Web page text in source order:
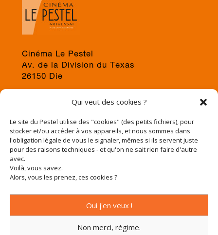
Qui veut des cookies ?
Le site du Pestel utilise des "cookies" (des petits fichiers), pour
stocker et/ou accéder à vos appareils, et nous sommes dans
l'obligation légale de vous le signaler, mêmes si ils servent juste
pour des raisons techniques - et qu'on ne sait rien faire d'autre
avec.
Voilà, vous savez.
Alors, vous les prenez, ces cookies ?
Oui j'en veux !
Non merci, régime.
Cinéma Le Pestel
Av. de la Division du Texas
26150 Die
jps@cinema-le-pestel.fr
oumediation@cinema-le-pestel.fr